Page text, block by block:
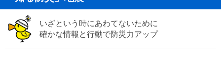
いざという時にあわてないために
確かな情報と行動で防災力アップ